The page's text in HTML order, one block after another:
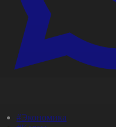
#Экономика